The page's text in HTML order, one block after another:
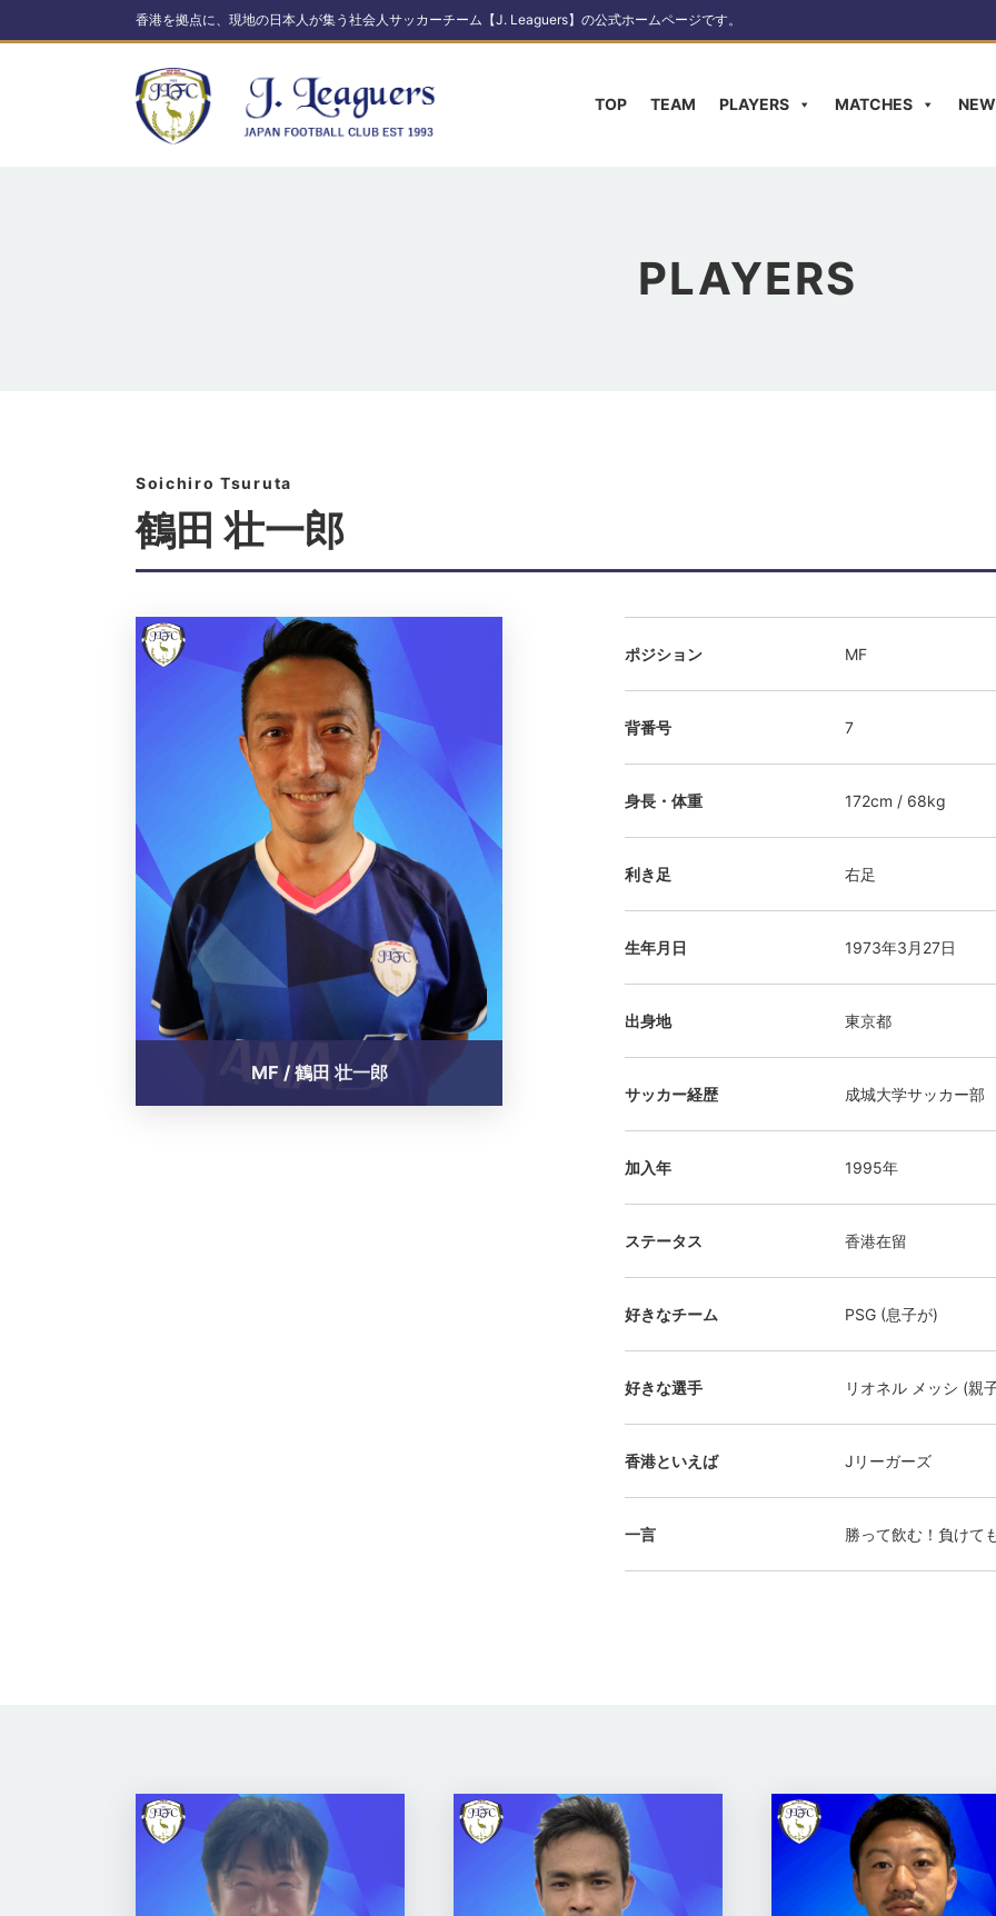
香港を拠点に、現地の日本人が集う社会人サッカーチーム【J. Leaguers】の公式ホームページです。
TOP TEAM PLAYERS MATCHES
PLAYERS
鶴田 壮一郎
MF / 鶴田 壮一郎
ポジション MF
背番号 7
身長・体重 172cm / 68kg
利き足 右足
生年月日 1973年3月27日
出身地 東京都
サッカー経歴 成城大学サッカー部
加入年 1995年
ステータス 香港在留
好きなチーム PSG (息子が)
好きな選手 リオネル メッシ (親
香港といえば Jリーガーズ
一言 勝って飲む！負けて